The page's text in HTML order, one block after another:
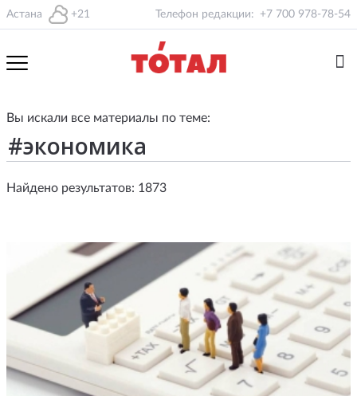
Астана +21 Телефон редакции: +7 700 978-78-54
Вы искали все материалы по теме:
Найдено результатов: 1873